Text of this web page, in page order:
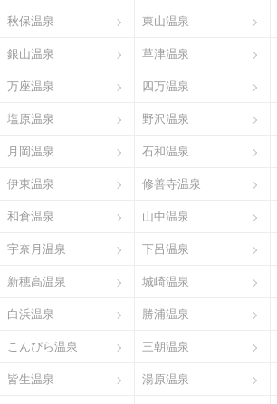
秋保温泉 東山温泉
銀山温泉 草津温泉
万座温泉 四万温泉
塩原温泉 野沢温泉
月岡温泉 石和温泉
伊東温泉 修善寺温泉
和倉温泉 山中温泉
宇奈月温泉 下呂温泉
新穂高温泉 城崎温泉
白浜温泉 勝浦温泉
こんぴら温泉 三朝温泉
皆生温泉 湯原温泉